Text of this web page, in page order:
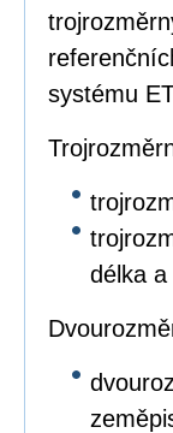
systému
délka